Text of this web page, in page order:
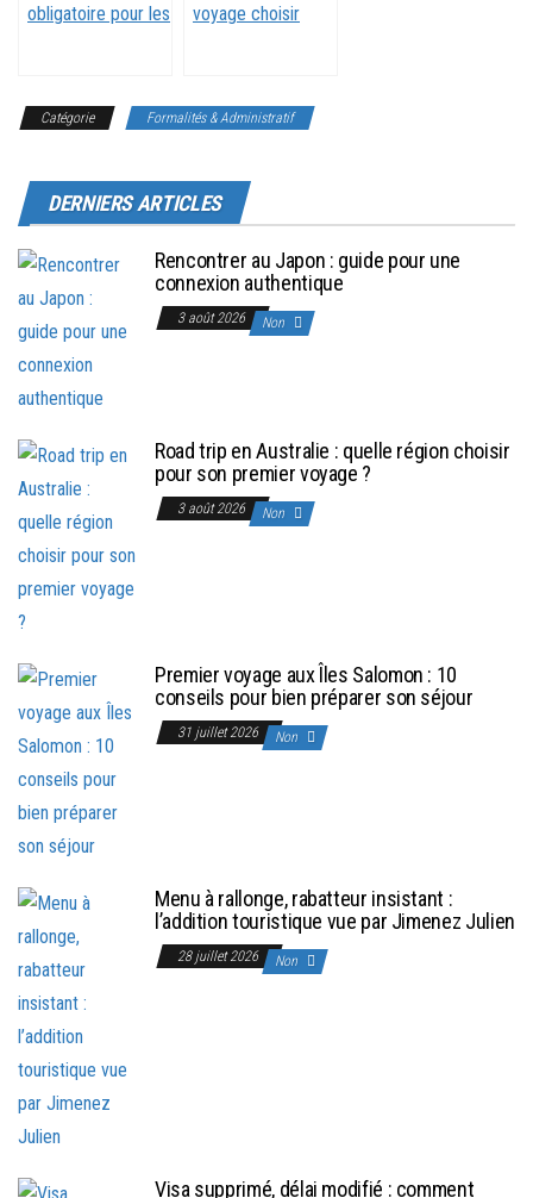
obligatoire pour les
voyage choisir
Catégorie Formalités & Administratif
DERNIERS ARTICLES
Rencontrer au Japon : guide pour une
connexion authentique
3 août 2026 Non
Road trip en Australie : quelle région choisir
pour son premier voyage ?
3 août 2026 Non
Premier voyage aux Îles Salomon : 10
conseils pour bien préparer son séjour
31 juillet 2026 Non
Menu à rallonge, rabatteur insistant :
l’addition touristique vue par Jimenez Julien
28 juillet 2026 Non
Visa supprimé, délai modifié : comment